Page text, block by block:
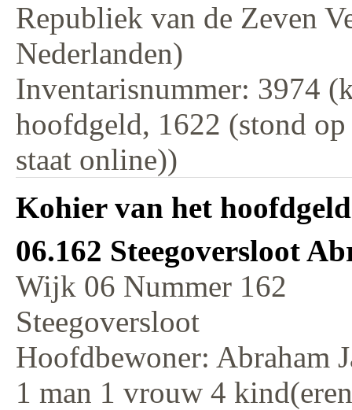
Republiek van de Zeven
Nederlanden)
Inventarisnummer: 3974
hoofdgeld, 1622 (stond
staat online))
Kohier van het
06.162 Steegoversloot
Wijk 06 Nummer 162
Steegoversloot
Hoofdbewoner: Abraham
1 man 1 vrouw 4